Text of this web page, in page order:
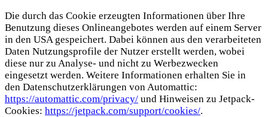
Die durch das Cookie erzeugten Informationen über Ihre
Benutzung dieses Onlineangebotes werden auf einem Server
in den USA gespeichert. Dabei können aus den verarbeiteten
Daten Nutzungsprofile der Nutzer erstellt werden, wobei
diese nur zu Analyse- und nicht zu Werbezwecken
eingesetzt werden. Weitere Informationen erhalten Sie in
den Datenschutzerklärungen von Automattic:
https://automattic.com/privacy/ und Hinweisen zu Jetpack-
Cookies: https://jetpack.com/support/cookies/.